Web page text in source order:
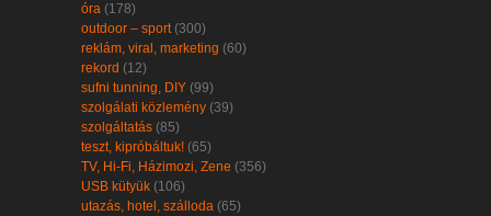
óra (178)
outdoor – sport(300)
reklám, viral, marketing (60)
rekord (12)
sufni tunning, DIY (99)
szolgálati közlemény (39)
szolgáltatás (85)
teszt, kipróbáltuk! (65)
TV, Hi-Fi, Házimozi, Zene (356)
USB kütyük (106)
utazás, hotel, szálloda (65)